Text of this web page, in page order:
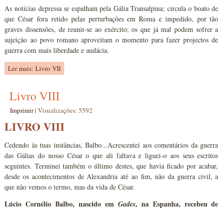
As notícias depressa se espalham pela Gália Transalpina; circula o boato de
que César fora retido pelas perturbações em Roma e impedido, por tão
graves dissensões, de reunir-se ao exército; os que já mal podem sofrer a
sujeição ao povo romano aproveitam o momento para fazer projectos de
guerra com mais liberdade e audácia.
Ler mais: Livro VII
Livro VIII
Imprimir|Visualizações: 5592
LIVRO VIII
Cedendo às tuas instâncias, Balbo...Acrescentei aos comentários da guerra
das Gálias do nosso César o que ali faltava e liguei-o aos seus escritos
seguintes. Terminei também o último destes, que havia ficado por acabar,
desde os acontecimentos de Alexandria até ao fim, não da guerra civil, a
que não vemos o termo, mas da vida de César.
Lúcio Cornélio Balbo, nascido emGades, na Espanha, recebeu de